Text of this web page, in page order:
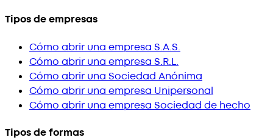
Tipos de empresas
Cómo abrir una empresa S.A.S.
Cómo abrir una empresa S.R.L.
Cómo abrir una Sociedad Anónima
Cómo abrir una empresa Unipersonal
Cómo abrir una empresa Sociedad de hecho
Tipos de formas